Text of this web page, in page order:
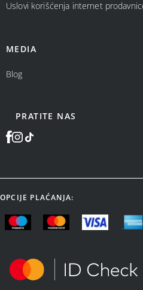
Uslovi korišćenja internet
MEDIA
Blog
PRATITE NAS
OPCIJE PLAĆANJA: